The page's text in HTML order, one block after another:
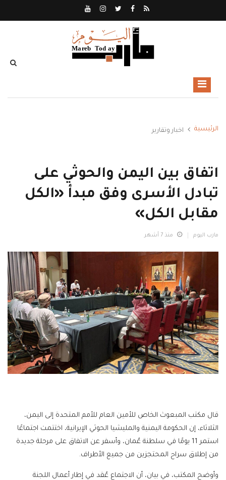
الرئيسية اخبار وتقارير
اتفاق بين اليمن والحوثي على
تبادل الأسرى وفق مبدأ «الكل
مقابل الكل»
مارب اليوم منذ 7 أشهر
قال مكتب المبعوث الخاص للأمين العام للأمم المتحدة إلى اليمن،
الثلاثاء، إن الحكومة اليمنية والمليشيا الحوثي الإيرانية، اختتمت اجتماعًا
استمر 11 يومًا في سلطنة عُمان، وأسفر عن الاتفاق على مرحلة جديدة
من إطلاق سراح المحتجزين من جميع الأطراف.
وأوضح المكتب، في بيان، أن الاجتماع عُقد في إطار أعمال اللجنة